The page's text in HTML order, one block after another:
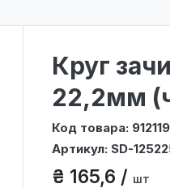
Круг
22,2мм
Код товара: 912119
Артикул: SD-
₴ 165,6 / шт